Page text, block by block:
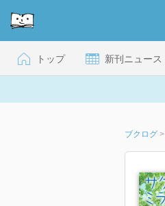
トップ 新刊ニュース
ブクログ >